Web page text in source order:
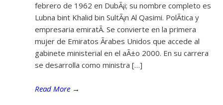
febrero de 1962 en DubÃ¡i; su nombre completo es
Lubna bint Khalid bin SultÃ¡n Al Qasimi. PolÃ­tica y
empresaria emiratÃ­. Se convierte en la primera
mujer de Emiratos Ãrabes Unidos que accede al
gabinete ministerial en el aÃ±o 2000. En su carrera
se desarrolla como ministra […]
Read More →